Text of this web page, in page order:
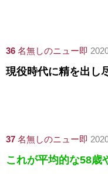
36 名無しのニュー即
現役時代に精を出し
37 名無しのニュー即
これが平均的な58歳